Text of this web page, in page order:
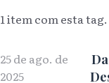
1 item com esta tag.
25 de ago. de
2025